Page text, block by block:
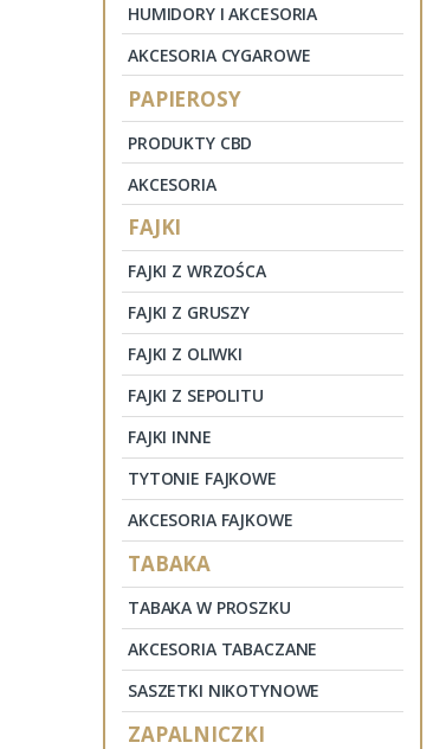
HUMIDORY I AKCESORIA
AKCESORIA CYGAROWE
PAPIEROSY
PRODUKTY CBD
AKCESORIA
FAJKI
FAJKI Z WRZOŚCA
FAJKI Z GRUSZY
FAJKI Z OLIWKI
FAJKI Z SEPOLITU
FAJKI INNE
TYTONIE FAJKOWE
AKCESORIA FAJKOWE
TABAKA
TABAKA W PROSZKU
AKCESORIA TABACZANE
SASZETKI NIKOTYNOWE
ZAPALNICZKI